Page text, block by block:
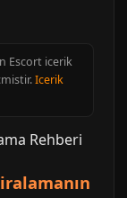
Escort icerik
Icerik